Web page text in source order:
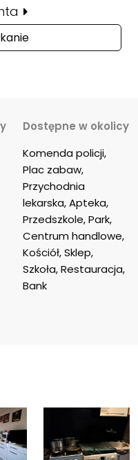
Dostępne w okolicy
Komenda policji,
Plac zabaw,
Przychodnia
lekarska, Apteka,
Przedszkole, Park,
Centrum handlowe,
Kościół, Sklep,
Szkoła, Restauracja,
Bank